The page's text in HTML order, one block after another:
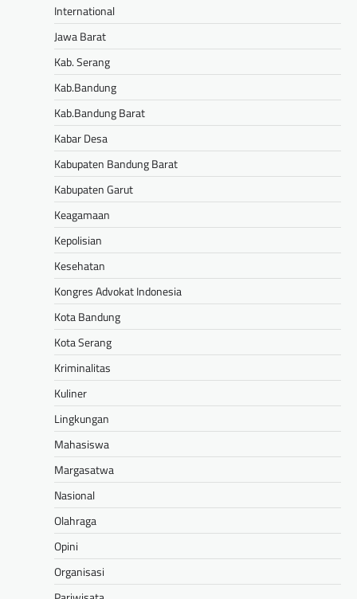
International
Jawa Barat
Kab. Serang
Kab.Bandung
Kab.Bandung Barat
Kabar Desa
Kabupaten Bandung Barat
Kabupaten Garut
Keagamaan
Kepolisian
Kesehatan
Kongres Advokat Indonesia
Kota Bandung
Kota Serang
Kriminalitas
Kuliner
Lingkungan
Mahasiswa
Margasatwa
Nasional
Olahraga
Opini
Organisasi